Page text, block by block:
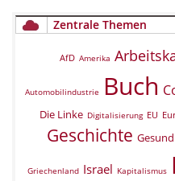
Zentrale Themen
AfD Amerika
Automobilindustrie Buch
Die Linke Digitalisierung EU
Geschichte
Griechenland Israel Kapitalismus